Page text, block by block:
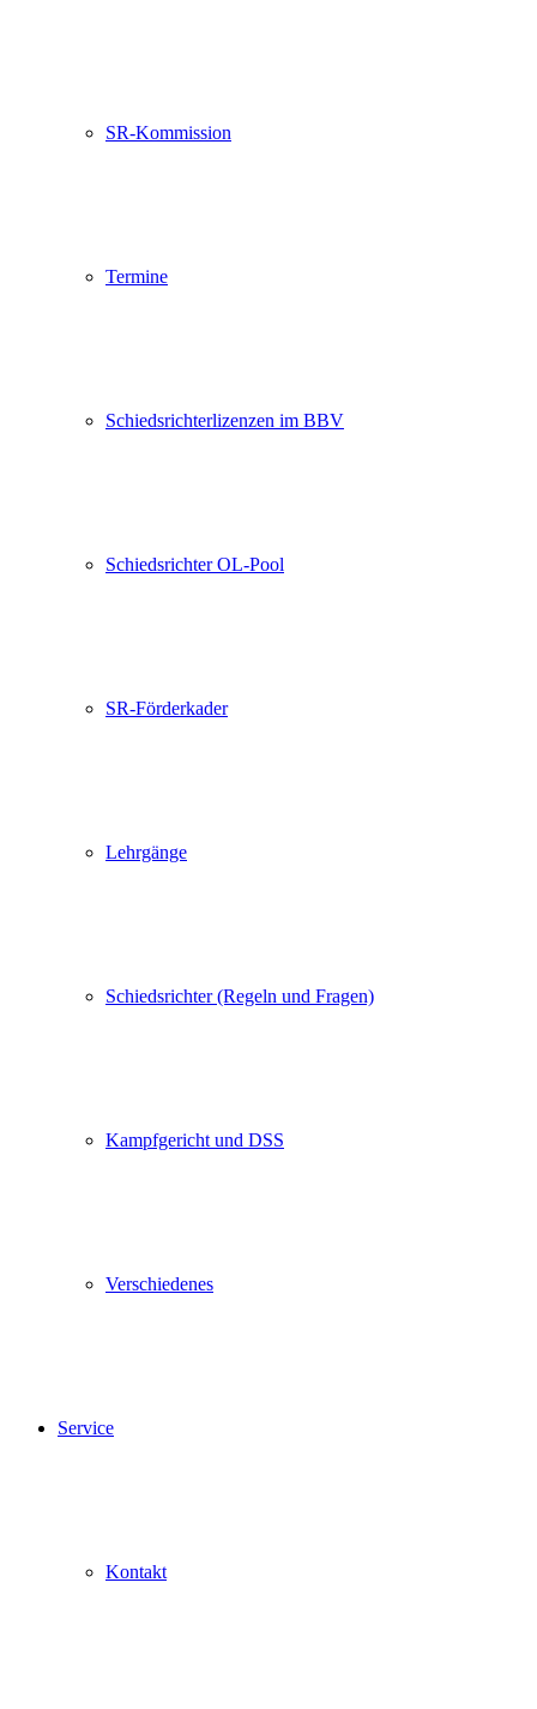
SR-Kommission
Termine
Schiedsrichterlizenzen im BBV
Schiedsrichter OL-Pool
SR-Förderkader
Lehrgänge
Schiedsrichter (Regeln und Fragen)
Kampfgericht und DSS
Verschiedenes
Service
Kontakt